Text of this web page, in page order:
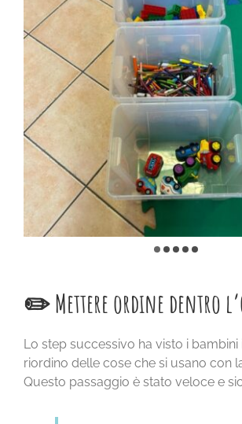
✏️ Mettere ordine dentro
Lo step successivo ha visto i
riordino delle cose che si usano con
Questo passaggio è stato veloce e